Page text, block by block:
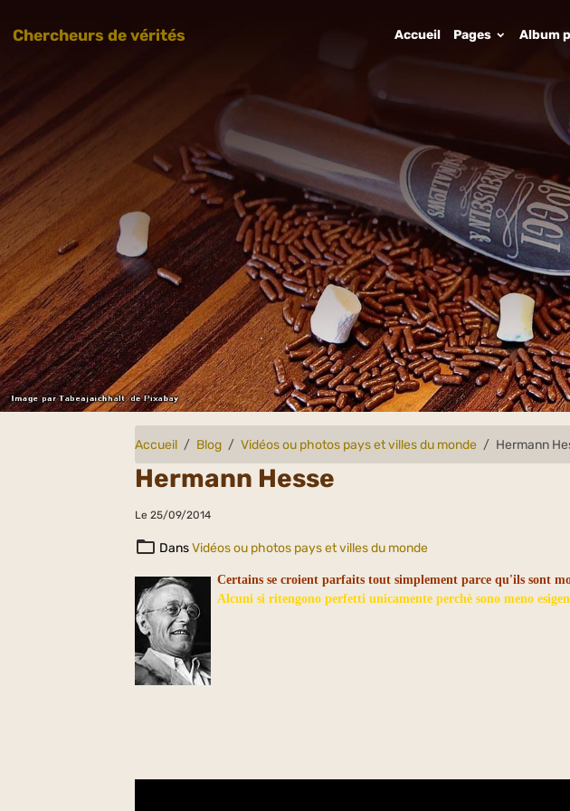
Chercheurs de vérités Accueil Pages Album
Accueil Blog Vidéos ou photos pays et villes du monde Hermann
Hermann Hesse
Le 25/09/2014
DansVidéos ou photos pays et villes du monde
Certains se croient parfaits tout simplement parce qu'ils sont
Alcuni si ritengono perfetti unicamente perchè sono meno